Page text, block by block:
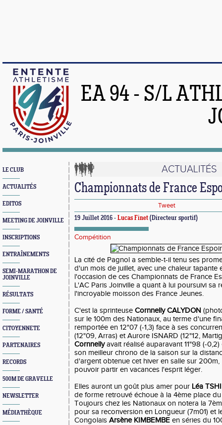
EA 94 - S/L
LE CLUB
ACTUALITÉS
EDITOS
MEETING DE JOINVILLE
INSCRIPTIONS
ENTRAÎNEMENTS
SEMI-MARATHON DE
JOINVILLE
RÉSULTATS
FORME / SANTÉ
CITOYENNETE
PARTENAIRES
RECORDS
500M DE GRAVELLE
NEWSLETTER
MÉDIATHÈQUE
ACTUALITÉS
Championnats de France
Tweet
19 Juillet 2016 - Lucas Finet (Directeur sportif)
Compétition
La cité de Pagnol a semble-t-il tenu ses
d'un mois de juillet, avec une chaleur tapante
l'occasion de ces Championnats de France
L'AC Paris Joinville a quant à lui poursuivi sa
l'incroyable moisson des France Jeunes.
C'est la sprinteuse Cornnelly CALYDON
sur le 100m des Nationaux, au terme d'une
remportée en 12"07 (-1,3) face à ses
(12"09, Arras) et Aurore ISNARD (12"12,
Cornnellyavait réalisé auparavant 11"98 (-
son meilleur chrono de la saison sur la
d'argent obtenue cet hiver en salle sur
pouvoir partir en vacances l'esprit léger.
Elles auront un goût plus amer pour Léa
de forme retrouvé échoue à la 4ème place
Toujours chez les Nationaux on notera la
pour sa reconversion en Longueur (7m01) et
Congolais Arsène KIMBEMBE en séries du